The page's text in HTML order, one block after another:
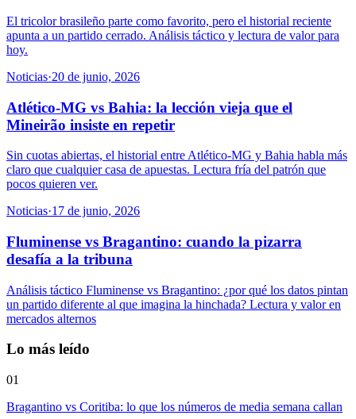
El tricolor brasileño parte como favorito, pero el historial reciente
apunta a un partido cerrado. Análisis táctico y lectura de valor para
hoy.
Noticias·20 de junio, 2026
Atlético-MG vs Bahia: la lección vieja que el
Mineirão insiste en repetir
Sin cuotas abiertas, el historial entre Atlético-MG y Bahia habla más
claro que cualquier casa de apuestas. Lectura fría del patrón que
pocos quieren ver.
Noticias·17 de junio, 2026
Fluminense vs Bragantino: cuando la pizarra
desafía a la tribuna
Análisis táctico Fluminense vs Bragantino: ¿por qué los datos pintan
un partido diferente al que imagina la hinchada? Lectura y valor en
mercados alternos
Lo más leído
01
Bragantino vs Coritiba: lo que los números de media semana callan